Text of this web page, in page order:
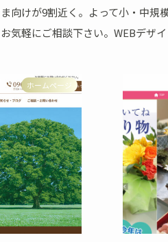
向けが9割近く。よって小・中規
気軽にご相談下さい。WEBデザ
ホームページ